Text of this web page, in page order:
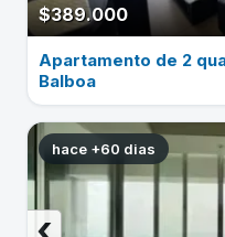
$389.000
Apartamento de 2
Balboa
hace +60 dias